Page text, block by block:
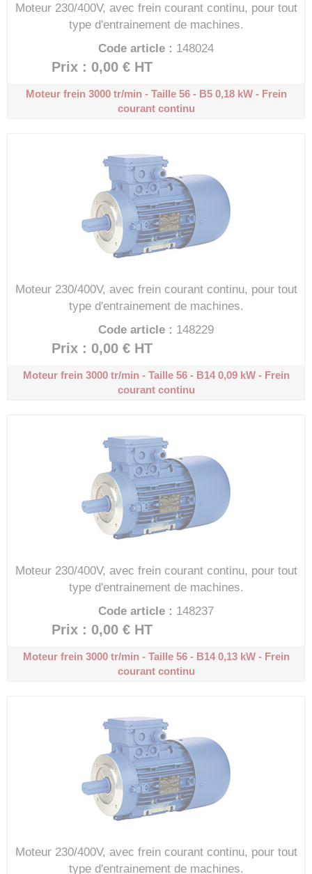
Moteur 230/400V, avec frein courant continu, pour tout
type d'entrainement de machines.
Code article : 148024
Prix : 0,00 € HT
Moteur frein 3000 tr/min - Taille 56 - B50,18 kW - Frein
courant continu
Moteur 230/400V, avec frein courant continu, pour tout
type d'entrainement de machines.
Code article : 148229
Prix : 0,00 € HT
Moteur frein 3000 tr/min - Taille 56 - B140,09 kW - Frein
courant continu
Moteur 230/400V, avec frein courant continu, pour tout
type d'entrainement de machines.
Code article : 148237
Prix : 0,00 € HT
Moteur frein 3000 tr/min - Taille 56 - B140,13 kW - Frein
courant continu
Moteur 230/400V, avec frein courant continu, pour tout
type d'entrainement de machines.